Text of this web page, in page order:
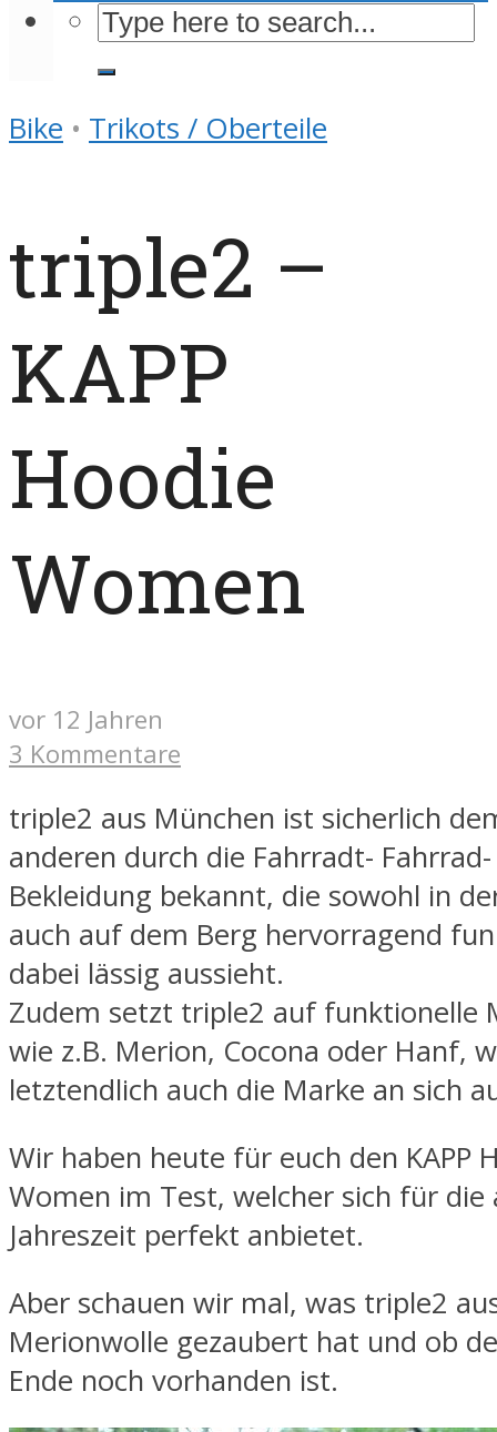
Bike • Trikots / Oberteile
triple2 –
KAPP
Hoodie
Women
vor 12 Jahren
3 Kommentare
triple2 aus München ist sicherlich
anderen durch die Fahrradt-
Bekleidung bekannt, die sowohl in
auch auf dem Berg hervorragend
dabei lässig aussieht.
Zudem setzt triple2 auf funktionelle
wie z.B. Merion, Cocona oder Hanf,
letztendlich auch die Marke an sich
Wir haben heute für euch den KAPP
Women im Test, welcher sich für die
Jahreszeit perfekt anbietet.
Aber schauen wir mal, was triple2
Merionwolle gezaubert hat und ob
Ende noch vorhanden ist.